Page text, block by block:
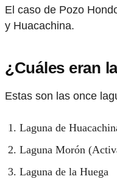
El caso de Pozo
y Huacachina.
¿Cuáles eran
Estas son las once
Laguna de
Laguna Morón
Laguna de la Huega